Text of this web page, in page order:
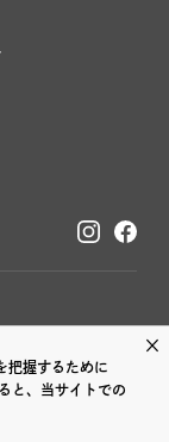
×
把握するために
と、当サイトでの